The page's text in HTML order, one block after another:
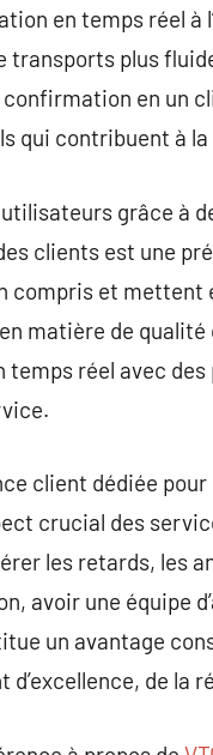
en temps réel
transports plus
en un
qui contribuent à
grâce à
clients est une
compris et
matière de
temps réel avec
client dédiée
crucial des
les retards, les
avoir une équipe
un avantage
d’excellence, de la